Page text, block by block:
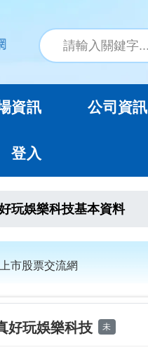
資訊 公司資訊
登入
玩娛樂科技基本資料
市股票交流網
好玩娛樂科技 未